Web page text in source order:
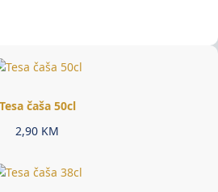
Tesa čaša 50cl
2,90 KM